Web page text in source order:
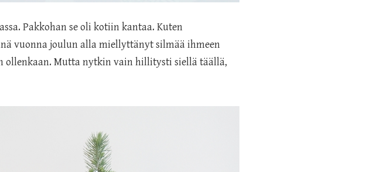
Pakkohan se oli kotiin kantaa. Kuten
vuonna joulun alla miellyttänyt silmää ihmeen
ollenkaan. Mutta nytkin vain hillitysti siellä täällä,